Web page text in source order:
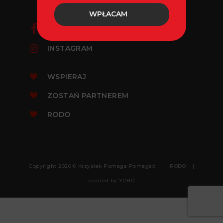
WPŁACAM
FACEBOOK
INSTAGRAM
WSPIERAJ
ZOSTAŃ PARTNEREM
RODO
Copyright 2026 © Krzysiek Pomaga Pomagać RODO
created by YOHO